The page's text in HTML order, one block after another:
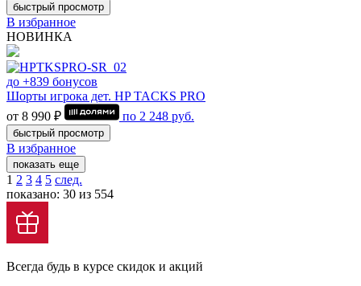
быстрый просмотр
В избранное
НОВИНКА
до +839 бонусов
Шорты игрока дет. HP TACKS PRO
от 8 990 ₽
по 2 248 руб.
быстрый просмотр
В избранное
показать еще
1 2 3 4 5 след.
показано: 30 из 554
Всегда будь в курсе скидок и акций